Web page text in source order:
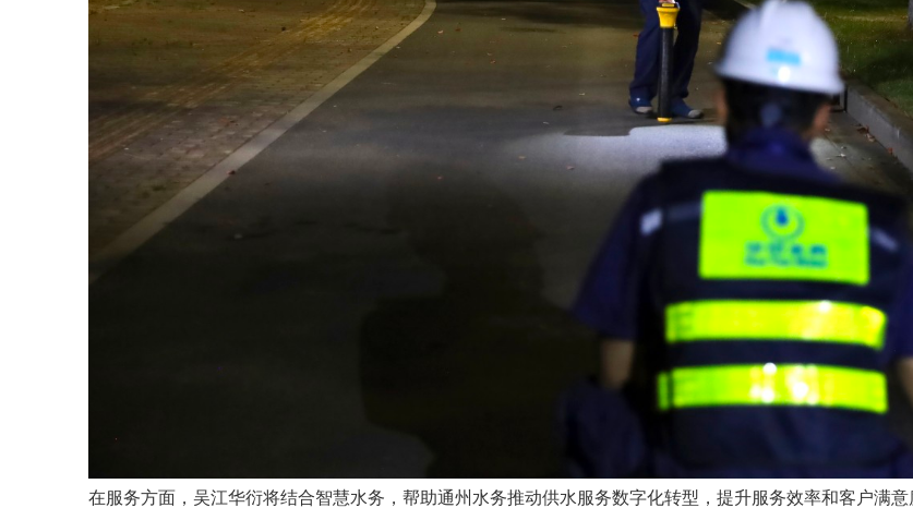
在服务方面，吴江华衍将结合智慧水务，帮助通州水务推动供水服务数字化转型，提升服务效率和客户满意